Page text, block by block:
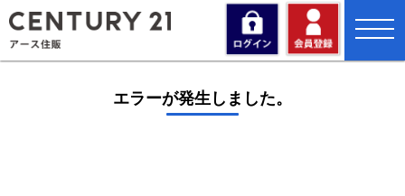
toggle
エラーが発生しました。